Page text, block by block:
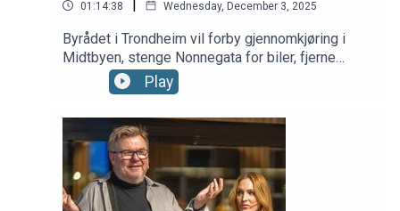
01:14:38 | Wednesday, December 3, 2025
Byrådet i Trondheim vil forby gjennomkjøring i
Midtbyen, stenge Nonnegata for biler, fjerne
gateparkering og ha mer bompenger.
Miljøpolitikerne jubler, næringslivet fortviler - og
debatten fra Adressahuset 3. desember her.
Programleder er Roy Tommy Bråten.
Play